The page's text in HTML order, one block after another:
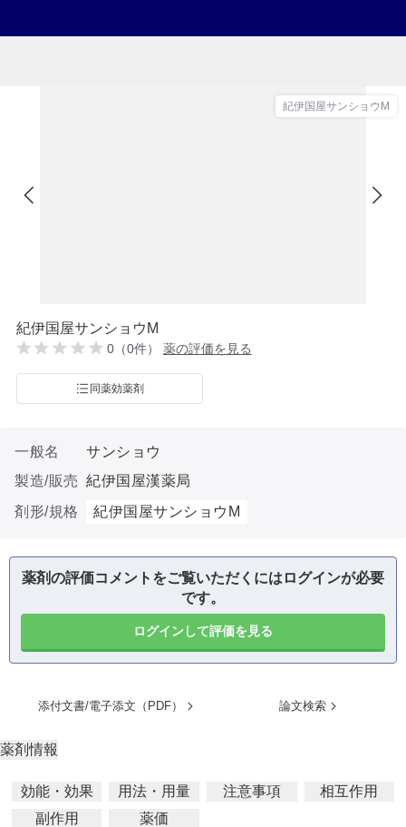
紀伊国屋サンショウM
紀伊国屋サンショウM
0（0件） 薬の評価を見る
同薬効薬剤
一般名
サンショウ
製造/販売 紀伊国屋漢薬局
剤形/規格
紀伊国屋サンショウM
薬剤の評価コメントをご覧いただくにはログインが必要
です。
ログインして評価を見る
添付文書/電子添文（PDF） 論文検索
薬剤情報
効能・効果 用法・用量 注意事項
相互作用
副作用
薬価